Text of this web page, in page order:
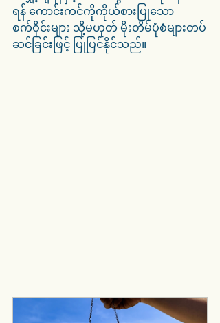
ရန် ကောင်းကင်ကိုကိုယ်စားပြုသော
စက်ဝိုင်းများ သို့မဟုတ် မိုးတိမ်ပုံစံများတပ်
ဆင်ခြင်းဖြင့် ပြုပြင်နိုင်သည်။